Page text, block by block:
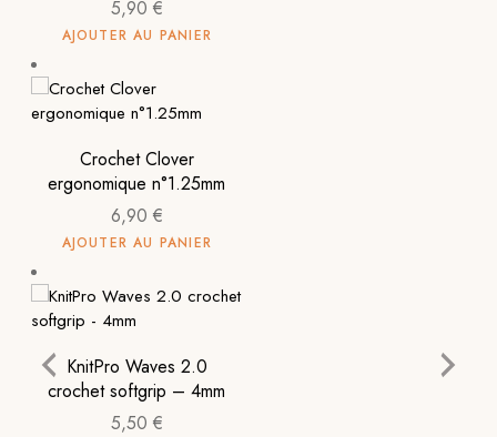
5,90 €
AJOUTER AU PANIER
Crochet Clover
ergonomique n°1.25mm
6,90 €
AJOUTER AU PANIER
KnitPro Waves 2.0
crochet softgrip – 4mm
5,50 €